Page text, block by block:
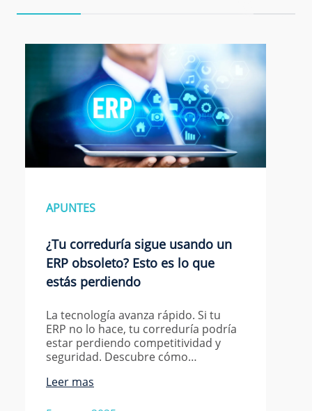
APUNTES
¿Tu correduría sigue usando un
ERP obsoleto? Esto es lo que
estás perdiendo
La tecnología avanza rápido. Si tu
ERP no lo hace, tu correduría podría
estar perdiendo competitividad y
seguridad. Descubre cómo…
Leer mas